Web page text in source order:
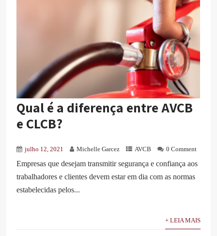
Qual é a diferença entre AVCB
e CLCB?
julho 12, 2021 Michelle Garcez AVCB 0 Comment
Empresas que desejam transmitir segurança e confiança aos
trabalhadores e clientes devem estar em dia com as normas
estabelecidas pelos...
+ LEIA MAIS